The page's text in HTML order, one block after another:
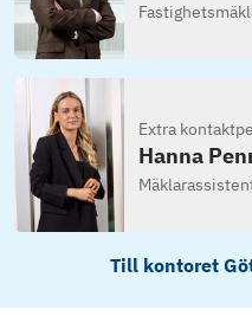
Extra
Hanna
Till kontoret